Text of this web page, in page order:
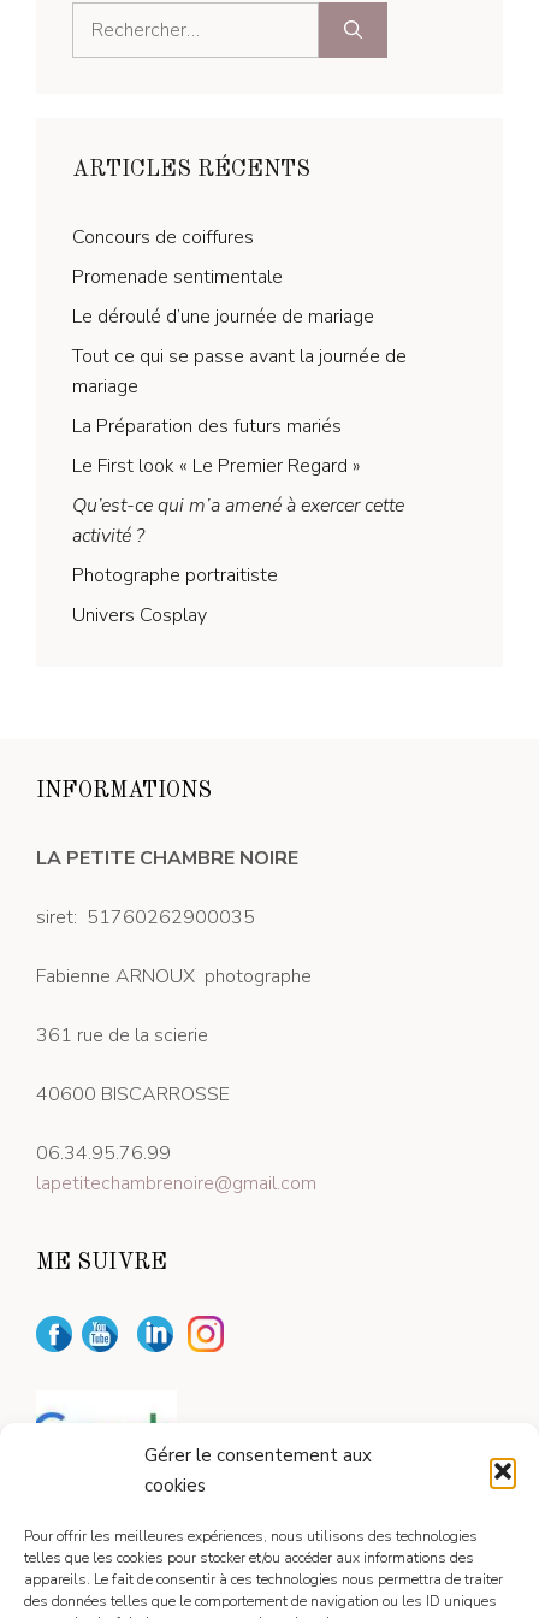
Gérer le consentement aux
cookies
Pour offrir les meilleures expériences, nous utilisons des technologies
telles que les cookies pour stocker et/ou accéder aux informations des
appareils. Le fait de consentir à ces technologies nous permettra de traiter
des données telles que le comportement de navigation ou les ID uniques
ARTICLES RÉCENTS
Concours de coiffures
Promenade sentimentale
Le déroulé d’une journée de mariage
Tout ce qui se passe avant la journée de
mariage
La Préparation des futurs mariés
Le First look « Le Premier Regard »
Qu’est-ce qui m’a amené à exercer cette
activité ?
Photographe portraitiste
Univers Cosplay
INFORMATIONS
LA PETITE CHAMBRE NOIRE
siret: 51760262900035
Fabienne ARNOUX photographe
361 rue de la scierie
40600 BISCARROSSE
06.34.95.76.99
lapetitechambrenoire@gmail.com
ME SUIVRE
CONTACT